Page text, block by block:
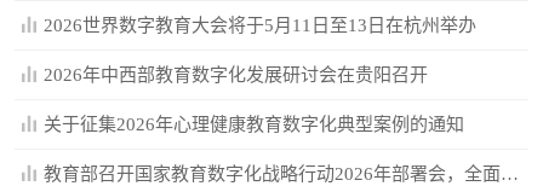
2026世界数字教育大会将于5月11日至13日在杭州举办
2026年中西部教育数字化发展研讨会在贵阳召开
关于征集2026年心理健康教育数字化典型案例的通知
教育部召开国家教育数字化战略行动2026年部署会，全面深入推...